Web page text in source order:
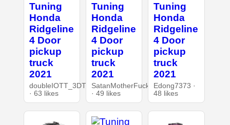
Tuning
Honda
Ridgeline
4 Door
pickup
truck
2021
doubleIOTT_3DT
· 63 likes
Tuning
Honda
Ridgeline
4 Door
pickup
truck
2021
SatanMotherFucker
· 49 likes
Tuning
Honda
Ridgeline
4 Door
pickup
truck
2021
Edong7373 ·
48 likes